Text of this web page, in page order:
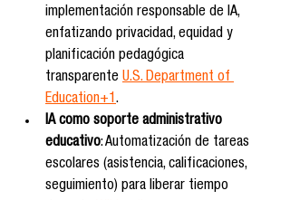
implementación responsable de IA,
enfatizando privacidad, equidad y
planificación pedagógica
transparente U.S. Department of
Education+1.
IA como soporte administrativo
educativo: Automatización de tareas
escolares (asistencia, calificaciones,
seguimiento) para liberar tiempo